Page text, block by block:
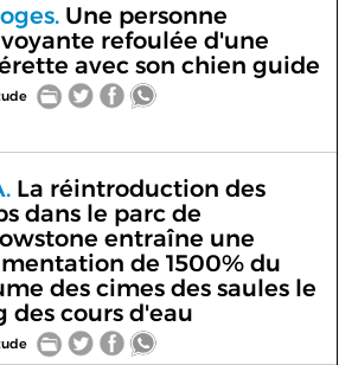
Une personne
refoulée d'une
avec son chien guide
La réintroduction des
dans le parc de
entraîne une
de 1500% du
des cimes des saules le
des cours d'eau